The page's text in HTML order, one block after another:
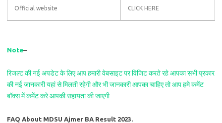
Official website CLICK HERE
Note–
रिजल्ट की नई अपडेट के लिए आप हमारी वेबसाइट पर विजिट करते रहे आपका सभी प्रकार
की नई जानकारी यहां से मिलती रहेगी और भी जानकारी आपका चाहिए तो आप हमे कमेंट
बॉक्स में कमेंट करे आपकी सहायता की जाएगी
FAQ About MDSU Ajmer BA Result 2023.